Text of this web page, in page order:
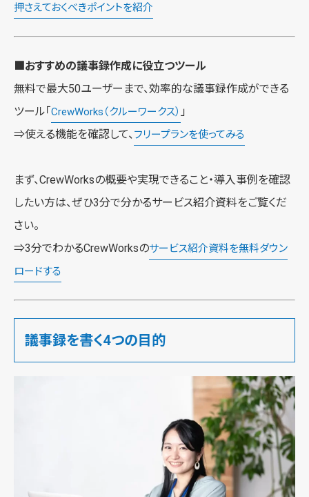
押さえておくべきポイントを紹介
■おすすめの議事録作成に役立つツール
無料で最大50ユーザーまで、効率的な議事録作成ができる
ツール「CrewWorks（クルーワークス） 」
⇒使える機能を確認して、フリープランを使ってみる
まず、CrewWorksの概要や実現できること・導入事例を確認
したい方は、ぜひ3分で分かるサービス紹介資料をご覧くだ
さい。
⇒3分でわかるCrewWorksのサービス紹介資料を無料ダウン
ロードする
議事録を書く4つの目的